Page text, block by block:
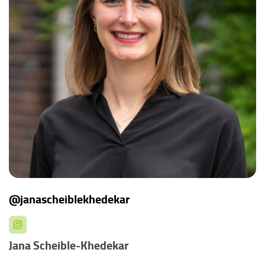
@janascheiblekhedekar
Jana Scheible-Khedekar